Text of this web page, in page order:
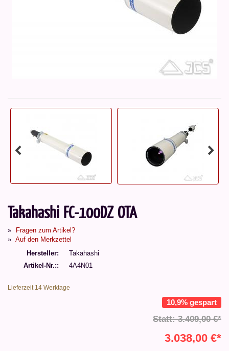
Takahashi FC-100DZ OTA
Fragen zum Artikel?
Auf den Merkzettel
Hersteller
Takahashi
Artikel-Nr.:
4A4N01
Lieferzeit 14 Werktage
10,9% gespart
Statt: 3.409,00 €*
3.038,00 €*